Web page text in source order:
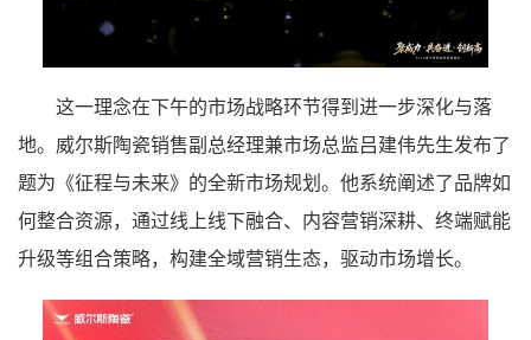
这一理念在下午的市场战略环节得到进一步深化与落
地。威尔斯陶瓷销售副总经理兼市场总监吕建伟先生发布了
题为《征程与未来》的全新市场规划。他系统阐述了品牌如
何整合资源，通过线上线下融合、内容营销深耕、终端赋能
升级等组合策略，构建全域营销生态，驱动市场增长。